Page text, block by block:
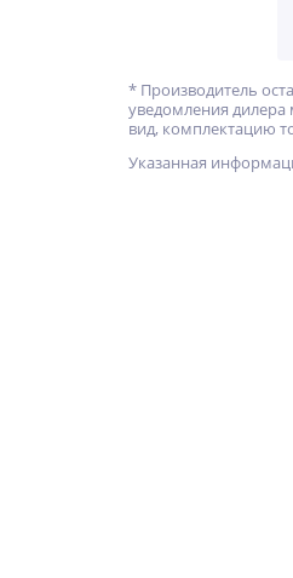
* Производитель
уведомления дилера
вид, комплектацию
Указанная